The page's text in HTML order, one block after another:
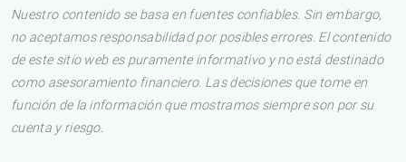
Nuestro contenido se basa en fuentes confiables. Sin embargo,
no aceptamos responsabilidad por posibles errores. El contenido
de este sitio web es puramente informativo y no está destinado
como asesoramiento financiero. Las decisiones que tome en
función de la información que mostramos siempre son por su
cuenta y riesgo.